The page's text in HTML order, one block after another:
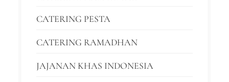
CATERING PESTA
CATERING RAMADHAN
JAJANAN KHAS INDONESIA